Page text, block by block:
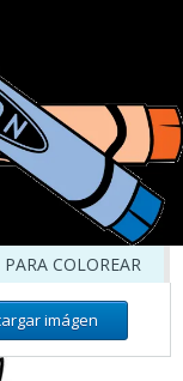
COLOREAR
imágen